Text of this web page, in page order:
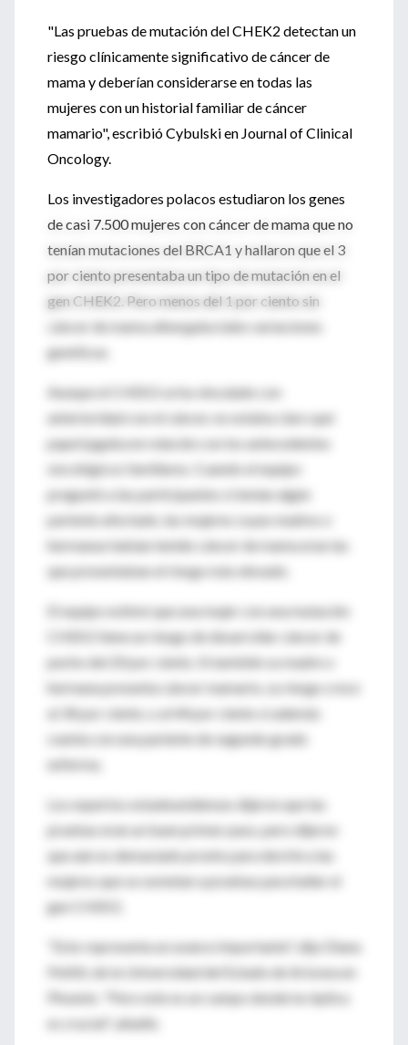
"Las pruebas de mutación del CHEK2 detectan un
riesgo clínicamente significativo de cáncer de
mama y deberían considerarse en todas las
mujeres con un historial familiar de cáncer
mamario", escribió Cybulski en Journal of Clinical
Oncology.
Los investigadores polacos estudiaron los genes
de casi 7.500 mujeres con cáncer de mama que no
tenían mutaciones del BRCA1 y hallaron que el 3
por ciento presentaba un tipo de mutación en el
gen CHEK2. Pero menos del 1 por ciento sin
cáncer de mama albergaba tales variaciones
genéticas.
Aunque el CHEK2 se ha vinculado con
anterioridad con el cáncer, no estaba claro qué
papel jugaba en relación con los antecedentes
oncológicos familiares. Cuando el equipo
preguntó a las participantes si tenían algún
pariente afectado, las mujeres cuyas madres o
hermanas habían tenido cáncer de mama eran las
que presentaban el riesgo más elevado.
El equipo estimó que una mujer con una mutación
CHEK2 tiene un riesgo de desarrollar cáncer de
pecho del 20 por ciento. Si también su madre o
hermana presenta cáncer mamario, su riesgo crece
al 34 por ciento, o al 44 por ciento si además
cuenta con una pariente de segundo grado
enferma.
Los expertos estadounidenses dijeron que las
pruebas eran un buen primer paso, pero dijeron
que aún es demasiado pronto para decirle a las
mujeres que se sometan a pruebas para hallar el
gen CHEK2.
"Esto representa un avance importante", dijo Diana
Petitti, de la Universidad del Estado de Arizona en
Phoenix. "Pero este es un campo donde la réplica
es crucial", añadió.